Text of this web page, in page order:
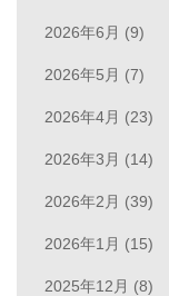
2026年6月 (9)
2026年5月 (7)
2026年4月 (23)
2026年3月 (14)
2026年2月 (39)
2026年1月 (15)
2025年12月 (8)